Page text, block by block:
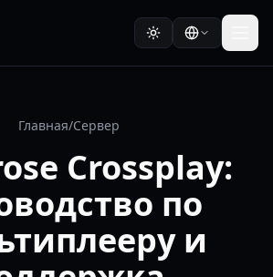
Главная/Сервер
Crossplay:
по
и